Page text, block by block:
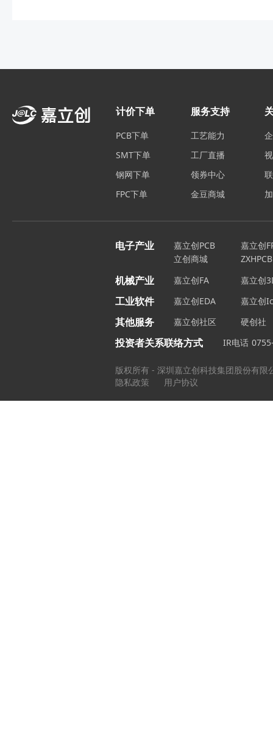
计价下单
PCB下单
SMT下单
钢网下单
FPC下单
服务支持
工艺能力
工厂直播
领券中心
金豆商城
电子产业 嘉立创PCB
嘉立创
立创商城
ZXHPCB
机械产业 嘉立创FA 嘉立创
工业软件 嘉立创EDA 嘉立创
其他服务 嘉立创社区 硬创社
投资者关系联络方式 IR电话
版权所有 - 深圳嘉立创科技集团股份有限
隐私政策
用户协议